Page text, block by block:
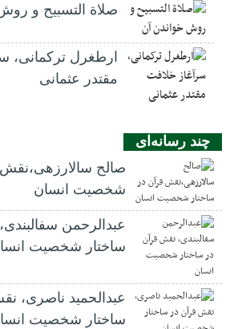
صلاة التسبيح و
ارطغرل ترکمانی،
مقتدر عثمانی
چند رسانه‌ای
صالح سالارزهی،‌نقش
شخصیت انسان
عبدالرحمن
ساختار شخصیت
عبدالحمید ناصری،
ساختار شخصیت